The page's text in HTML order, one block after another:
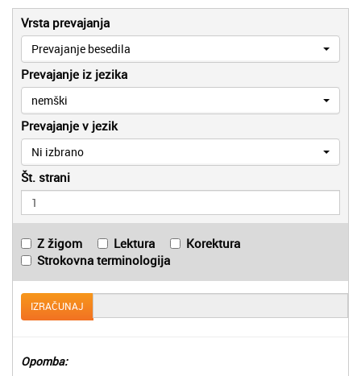
Vrsta prevajanja
Prevajanje besedila
Prevajanje iz jezika
nemški
Prevajanje v jezik
Ni izbrano
Št. strani
Z žigom Lektura
Korektura
Strokovna terminologija
IZRAČUNAJ
Opomba: